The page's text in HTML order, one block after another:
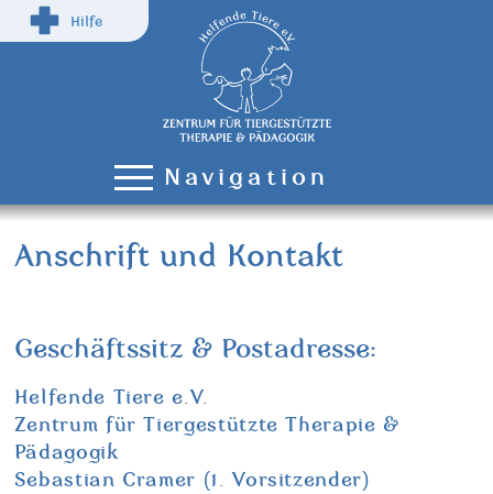
Hilfe
Navigation
Anschrift und Kontakt
Geschäftssitz & Postadresse:
Helfende Tiere e.V.
Zentrum für Tiergestützte Therapie &
Pädagogik
Sebastian Cramer (1. Vorsitzender)